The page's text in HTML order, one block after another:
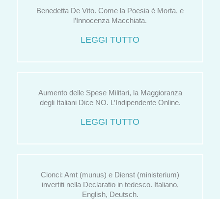
Benedetta De Vito. Come la Poesia è Morta, e
l’Innocenza Macchiata.
LEGGI TUTTO
Aumento delle Spese Militari, la Maggioranza
degli Italiani Dice NO. L’Indipendente Online.
LEGGI TUTTO
Cionci: Amt (munus) e Dienst (ministerium)
invertiti nella Declaratio in tedesco. Italiano,
English, Deutsch.